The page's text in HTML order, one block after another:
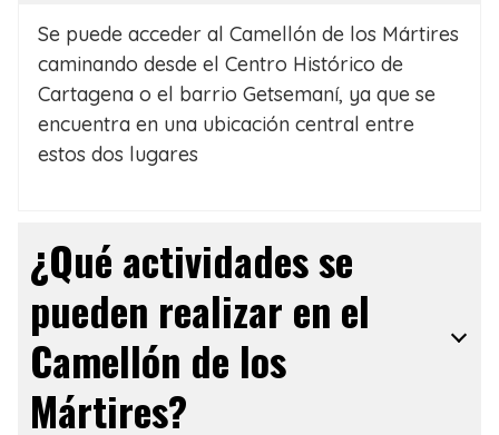
Se puede acceder al Camellón de los Mártires
caminando desde el Centro Histórico de
Cartagena o el barrio Getsemaní, ya que se
encuentra en una ubicación central entre
estos dos lugares
¿Qué actividades se
pueden realizar en el
Camellón de los
Mártires?